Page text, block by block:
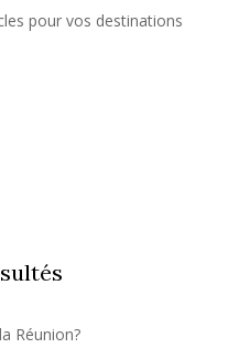
pour vos destinations
Réunion?